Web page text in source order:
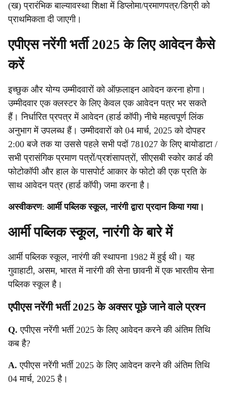
(ख) प्रारंभिक बाल्यावस्था शिक्षा में डिप्लोमा/प्रमाणपत्र/डिग्री को
प्राथमिकता दी जाएगी।
एपीएस नरेंगी भर्ती 2025 के लिए आवेदन कैसे
करें
इच्छुक और योग्य उम्मीदवारों को ऑफ़लाइन आवेदन करना होगा।
उम्मीदवार एक क्लस्टर के लिए केवल एक आवेदन पत्र भर सकते
हैं। निर्धारित प्रपत्र में आवेदन (हार्ड कॉपी) नीचे महत्वपूर्ण लिंक
अनुभाग में उपलब्ध हैं। उम्मीदवारों को 04 मार्च, 2025 को दोपहर
2:00 बजे तक या उससे पहले सभी पदों 781027 के लिए बायोडाटा /
सभी प्रासंगिक प्रमाण पत्रों/प्रशंसापत्रों, सीएसबी स्कोर कार्ड की
फोटोकॉपी और हाल के पासपोर्ट आकार के फोटो की एक प्रति के
साथ आवेदन पत्र (हार्ड कॉपी) जमा करना है।
अस्वीकरण: आर्मी पब्लिक स्कूल, नारंगी द्वारा प्रदान किया गया।
आर्मी पब्लिक स्कूल, नारंगी के बारे में
आर्मी पब्लिक स्कूल, नारंगी की स्थापना 1982 में हुई थी। यह
गुवाहाटी, असम, भारत में नारंगी की सेना छावनी में एक भारतीय सेना
पब्लिक स्कूल है।
एपीएस नरेंगी भर्ती 2025 के अक्सर पूछे जाने वाले प्रश्न
Q. एपीएस नरेंगी भर्ती 2025 के लिए आवेदन करने की अंतिम तिथि
कब है?
A. एपीएस नरेंगी भर्ती 2025 के लिए आवेदन करने की अंतिम तिथि
04 मार्च, 2025 है।